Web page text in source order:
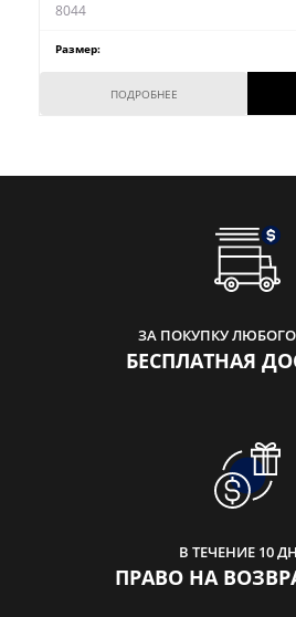
8044
Размер:
ПОДРОБНЕЕ
ЗА ПОКУПКУ
БЕСПЛАТНАЯ
В ТЕЧЕНИЕ 10
ПРАВО НА